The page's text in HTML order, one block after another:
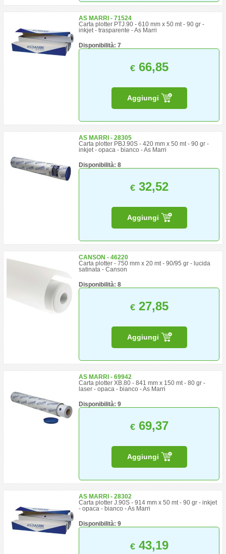
AS MARRI - 71524
Carta plotter PTJ.90 - 610 mm x 50 mt - 90 gr -
inkjet - trasparente - As Marri
Disponibilità: 7
€66,85
Aggiungi
AS MARRI - 28305
Carta plotter PBJ.90S - 420 mm x 50 mt - 90 gr -
inkjet - opaca - bianco - As Marri
Disponibilità: 8
€32,52
Aggiungi
CANSON - 46220
Carta plotter - 750 mm x 20 mt - 90/95 gr - lucida
satinata - Canson
Disponibilità: 8
€27,85
Aggiungi
AS MARRI - 69942
Carta plotter XB.80 - 841 mm x 150 mt - 80 gr -
laser - opaca - bianco - As Marri
Disponibilità: 9
€69,37
Aggiungi
AS MARRI - 28302
Carta plotter J.90S - 914 mm x 50 mt - 90 gr - inkjet
- opaca - bianco - As Marri
Disponibilità: 9
€43,19